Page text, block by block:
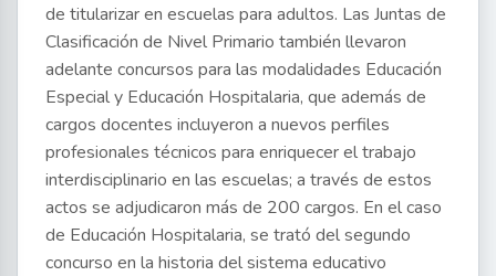
de titularizar en escuelas para adultos. Las Juntas de
Clasificación de Nivel Primario también llevaron
adelante concursos para las modalidades Educación
Especial y Educación Hospitalaria, que además de
cargos docentes incluyeron a nuevos perfiles
profesionales técnicos para enriquecer el trabajo
interdisciplinario en las escuelas; a través de estos
actos se adjudicaron más de 200 cargos. En el caso
de Educación Hospitalaria, se trató del segundo
concurso en la historia del sistema educativo